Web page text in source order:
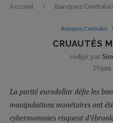
Accueil Banques
Banques Centrales
CRUAUTÉS
rédigé par
29 juin
La parité eurodollar défie les
manipulations monétaires ont
cybermonnaies risquent